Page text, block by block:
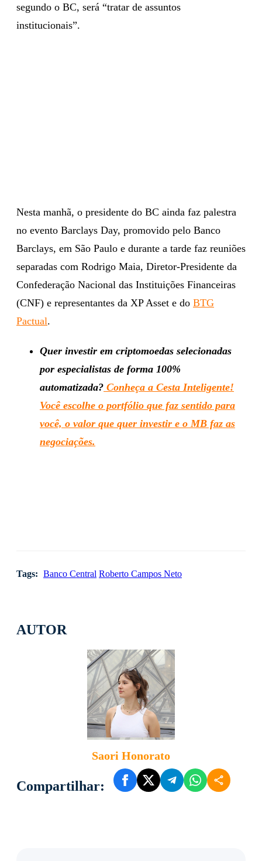
AUTOR
Saori Honorato
Compartilhar:
segundo o BC, será “tratar de assuntos
institucionais”.
Nesta manhã, o presidente do BC ainda faz palestra
no evento Barclays Day, promovido pelo Banco
Barclays, em São Paulo e durante a tarde faz reuniões
separadas com Rodrigo Maia, Diretor-Presidente da
Confederação Nacional das Instituições Financeiras
(CNF) e representantes da XP Asset e do BTG
Pactual.
Quer investir em criptomoedas selecionadas
por especialistas de forma 100%
automatizada? Conheça a Cesta Inteligente!
Você escolhe o portfólio que faz sentido para
você, o valor que quer investir e o MB faz as
negociações.
Tags: Banco Central Roberto Campos Neto